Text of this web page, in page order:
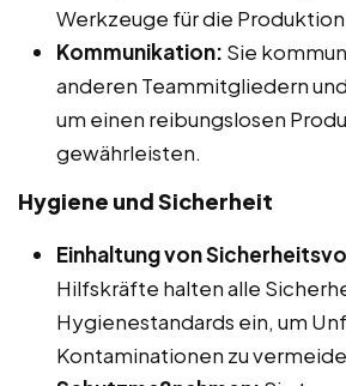
Werkzeuge für die
Kommunikation: Sie
anderen Teammitgliedern
um einen reibungslosen
gewährleisten.
Hygiene und Sicherheit
Einhaltung von
Hilfskräfte halten alle
Hygienestandards ein, um
Kontaminationen zu